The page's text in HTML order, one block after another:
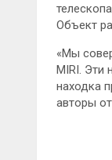
Объект
«Мы
MIRI. Эти
находка
авторы